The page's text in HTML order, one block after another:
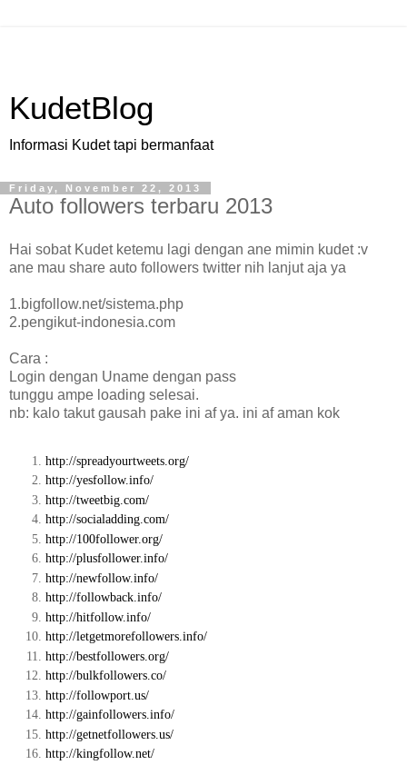
KudetBlog
Informasi Kudet tapi bermanfaat
Friday, November 22, 2013
Auto followers terbaru 2013
Hai sobat Kudet ketemu lagi dengan ane mimin kudet :v
ane mau share auto followers twitter nih lanjut aja ya
1.bigfollow.net/sistema.php
2.pengikut-indonesia.com
Cara :
Login dengan Uname dengan pass
tunggu ampe loading selesai.
nb: kalo takut gausah pake ini af ya. ini af aman kok
http://spreadyourtweets.org/
http://yesfollow.info/
http://tweetbig.com/
http://socialadding.com/
http://100follower.org/
http://plusfollower.info/
http://newfollow.info/
http://followback.info/
http://hitfollow.info/
http://letgetmorefollowers.info/
http://bestfollowers.org/
http://bulkfollowers.co/
http://followport.us/
http://gainfollowers.info/
http://getnetfollowers.us/
http://kingfollow.net/